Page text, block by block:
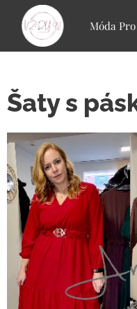
Móda
Šaty s